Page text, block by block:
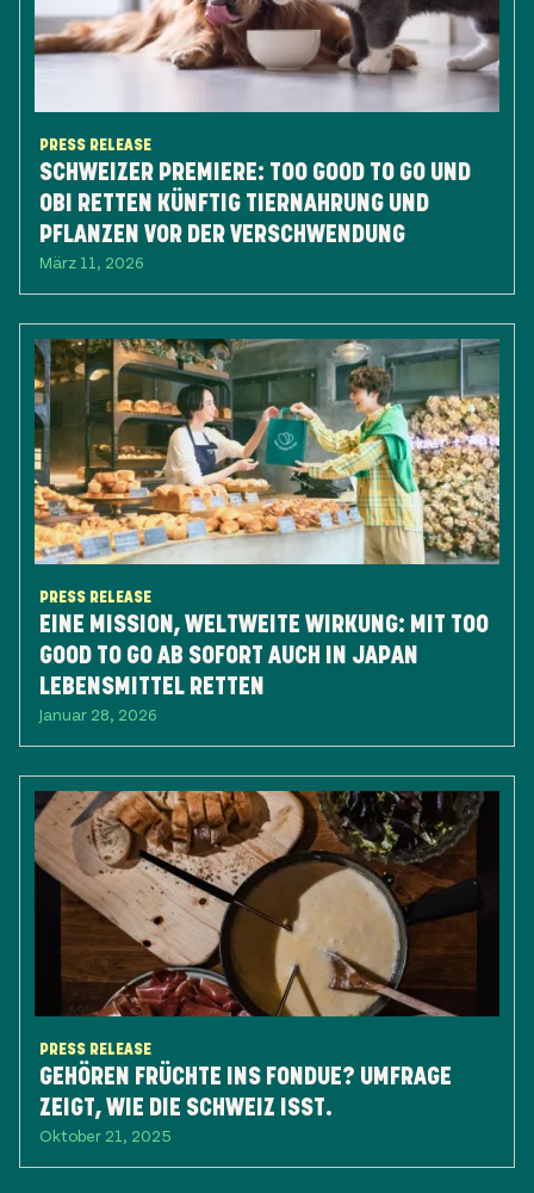
PRESS RELEASE
SCHWEIZER PREMIERE: TOO GOOD TO GO UND
OBI RETTEN KÜNFTIG TIERNAHRUNG UND
PFLANZEN VOR DER VERSCHWENDUNG
März 11, 2026
PRESS RELEASE
EINE MISSION, WELTWEITE WIRKUNG: ​MIT TOO
GOOD TO GO AB SOFORT AUCH IN JAPAN
LEBENSMITTEL RETTEN
Januar 28, 2026
PRESS RELEASE
GEHÖREN FRÜCHTE INS FONDUE? UMFRAGE
ZEIGT, WIE DIE SCHWEIZ ISST.
Oktober 21, 2025